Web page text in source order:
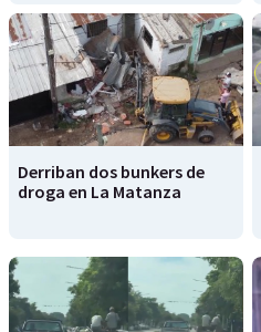
Derriban dos bunkers de
droga en La Matanza